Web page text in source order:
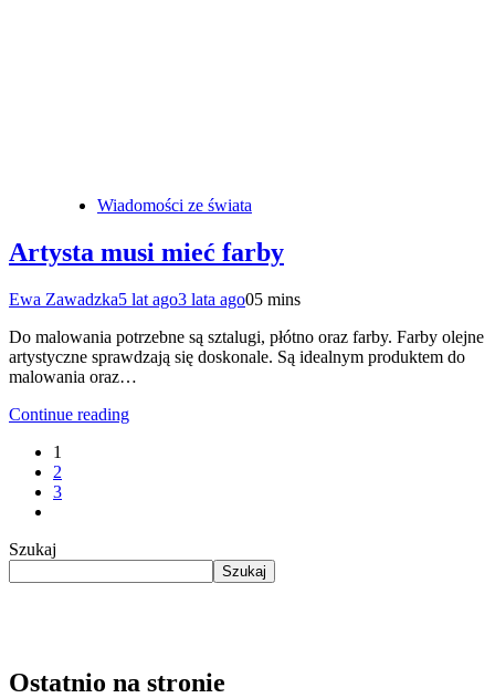
Wiadomości ze świata
Artysta musi mieć farby
Ewa Zawadzka5 lat ago3 lata ago05 mins
Do malowania potrzebne są sztalugi, płótno oraz farby. Farby olejne
artystyczne sprawdzają się doskonale. Są idealnym produktem do
malowania oraz…
Continue reading
1
2
3
Szukaj
Szukaj
Ostatnio na stronie